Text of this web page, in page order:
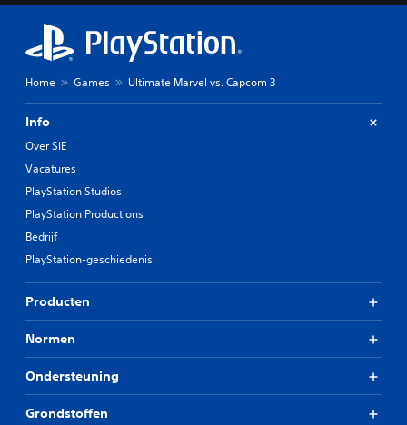
Home Games Ultimate Marvel vs. Capcom 3
Info
Over SIE
Vacatures
PlayStation Studios
PlayStation Productions
Bedrijf
PlayStation-geschiedenis
Producten
Normen
Ondersteuning
Grondstoffen